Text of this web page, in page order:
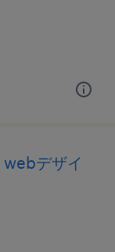
デザイ